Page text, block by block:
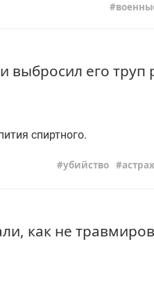
выбросил его труп
спиртного.
убийство
как не